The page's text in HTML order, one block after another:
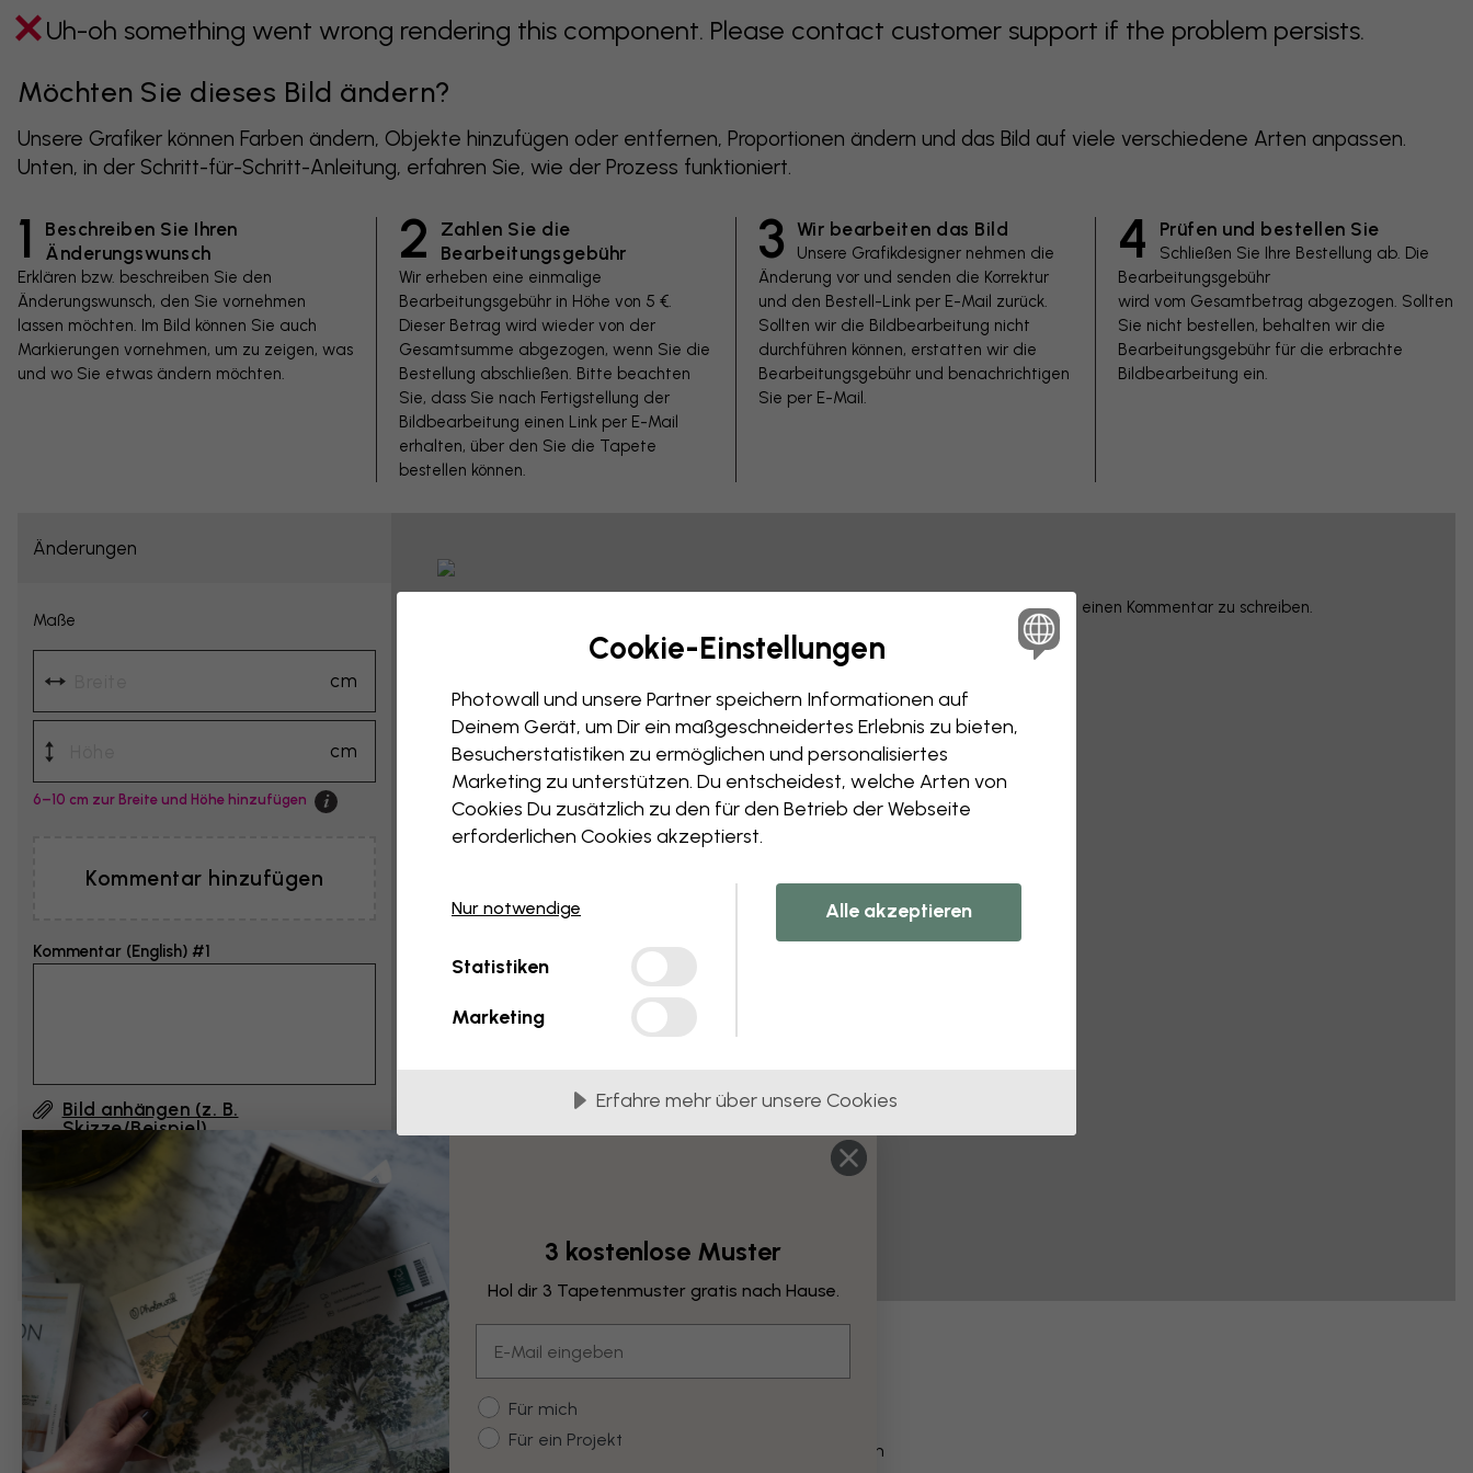
Uh-oh something went wrong rendering this component. Please contact customer support if the problem persists.
Möchten Sie dieses Bild ändern?
Unsere Grafiker können Farben ändern, Objekte hinzufügen oder entfernen, Proportionen ändern und das Bild auf viele verschiedene Arten anpassen.
Unten, in der Schritt-für-Schritt-Anleitung, erfahren Sie, wie der Prozess funktioniert.
1
Beschreiben Sie Ihren
Änderungswunsch
Erklären bzw. beschreiben Sie den
Änderungswunsch, den Sie vornehmen
lassen möchten. Im Bild können Sie auch
Markierungen vornehmen, um zu zeigen, was
und wo Sie etwas ändern möchten.
2
Zahlen Sie die
Bearbeitungsgebühr
Wir erheben eine einmalige
Bearbeitungsgebühr in Höhe von 5 €.
Dieser Betrag wird wieder von der
Gesamtsumme abgezogen, wenn Sie die
Bestellung abschließen. Bitte beachten
Sie, dass Sie nach Fertigstellung der
Bildbearbeitung einen Link per E-Mail
erhalten, über den Sie die Tapete
bestellen können.
3 Wir bearbeiten das Bild
Unsere Grafikdesigner nehmen die
Änderung vor und senden die Korrektur
und den Bestell-Link per E-Mail zurück.
Sollten wir die Bildbearbeitung nicht
durchführen können, erstatten wir die
Bearbeitungsgebühr und benachrichtigen
Sie per E-Mail.
4 Prüfen und bestellen Sie
Schließen Sie Ihre Bestellung ab. Die
Bearbeitungsgebühr
wird vom Gesamtbetrag abgezogen. Sollten
Sie nicht bestellen, behalten wir die
Bearbeitungsgebühr für die erbrachte
Bildbearbeitung ein.
Änderungen
Maße
cm
cm
6–10 cm zur Breite und Höhe hinzufügen
Kommentar hinzufügen
Kommentar (English) #1
Bild anhängen (z. B.
Skizze/Beispiel)
Durch Klicken auf ”Abschicken”, akzeptiere ich
die Nutzungsbedingungen von Photowall
bestätige, dass ich sie gelesen habe.
Tipp: Sie können auf das Bild klicken, um Markierungen vorzunehmen und einen Kommentar zu schreiben.
Beispiele für Änderungen
Schwarz-Weiß Farbe verändern
3 kostenlose Muster
Hol dir 3 Tapetenmuster gratis nach Hause.
Customer type
Für mich
Für ein Projekt
Cookie-Einstellungen
Photowall und unsere Partner speichern Informationen auf
Deinem Gerät, um Dir ein maßgeschneidertes Erlebnis zu bieten,
Besucherstatistiken zu ermöglichen und personalisiertes
Marketing zu unterstützen. Du entscheidest, welche Arten von
Cookies Du zusätzlich zu den für den Betrieb der Webseite
erforderlichen Cookies akzeptierst.
Nur notwendige
Statistiken
Marketing
Alle akzeptieren
Erfahre mehr über unsere Cookies